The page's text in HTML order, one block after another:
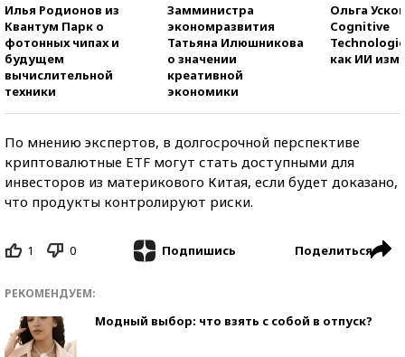
Илья Родионов из
Квантум Парк о
фотонных чипах и
будущем
вычислительной
техники
Замминистра
экономразвития
Татьяна Илюшникова
о значении
креативной
экономики
Ольга
Cognitive
как ИИ
По мнению экспертов, в долгосрочной перспективе
криптовалютные ETF могут стать доступными для
инвесторов из материкового Китая, если будет доказано,
что продукты контролируют риски.
1 0 Подпишись Поделиться
РЕКОМЕНДУЕМ:
Модный выбор: что взять с собой в отпуск?